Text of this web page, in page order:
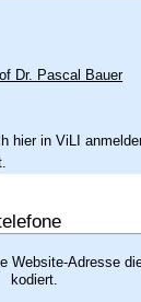
Dr. Pascal Bauer
hier in ViLI
Website-Adresse
kodiert.